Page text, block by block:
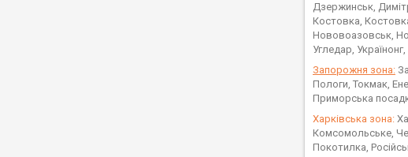
Дзержинськ,
Костовка,
Нововоазовськ,
Угледар,
Запорожня зона:
Пологи, Токмак,
Приморська
Харківська зона:
Комсомольське,
Покотилка,